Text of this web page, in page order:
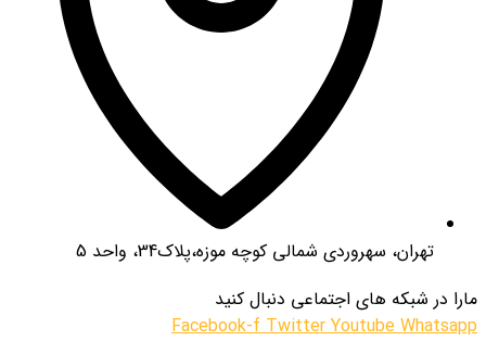
تهران، سهروردی شمالی کوچه موزه،پلاک34، واحد 5
مارا در شبکه های اجتماعی دنبال کنید
Facebook-f Twitter Youtube Whatsapp